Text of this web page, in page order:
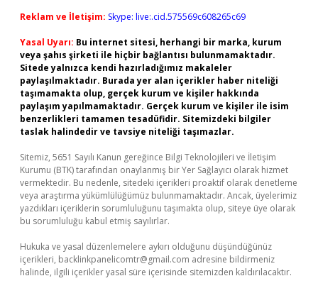
Reklam ve İletişim: Skype: live:.cid.575569c608265c69
Yasal Uyarı: Bu internet sitesi, herhangi bir marka, kurum
veya şahıs şirketi ile hiçbir bağlantısı bulunmamaktadır.
Sitede yalnızca kendi hazırladığımız makaleler
paylaşılmaktadır. Burada yer alan içerikler haber niteliği
taşımamakta olup, gerçek kurum ve kişiler hakkında
paylaşım yapılmamaktadır. Gerçek kurum ve kişiler ile isim
benzerlikleri tamamen tesadüfidir. Sitemizdeki bilgiler
taslak halindedir ve tavsiye niteliği taşımazlar.
Sitemiz, 5651 Sayılı Kanun gereğince Bilgi Teknolojileri ve İletişim
Kurumu (BTK) tarafından onaylanmış bir Yer Sağlayıcı olarak hizmet
vermektedir. Bu nedenle, sitedeki içerikleri proaktif olarak denetleme
veya araştırma yükümlülüğümüz bulunmamaktadır. Ancak, üyelerimiz
yazdıkları içeriklerin sorumluluğunu taşımakta olup, siteye üye olarak
bu sorumluluğu kabul etmiş sayılırlar.
Hukuka ve yasal düzenlemelere aykırı olduğunu düşündüğünüz
içerikleri, backlinkpanelicomtr@gmail.com adresine bildirmeniz
halinde, ilgili içerikler yasal süre içerisinde sitemizden kaldırılacaktır.